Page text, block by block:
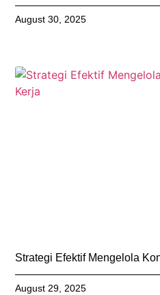
August 30, 2025
Strategi Efektif Mengelola
August 29, 2025